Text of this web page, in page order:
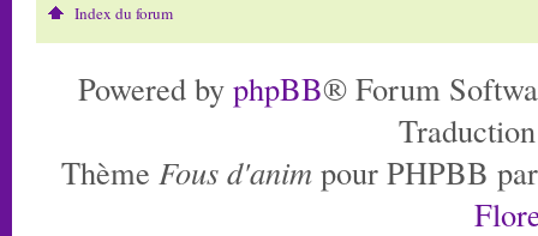
Index du forum
Powered by phpBB® Forum
Thème Fous d'anim pour PHPBB